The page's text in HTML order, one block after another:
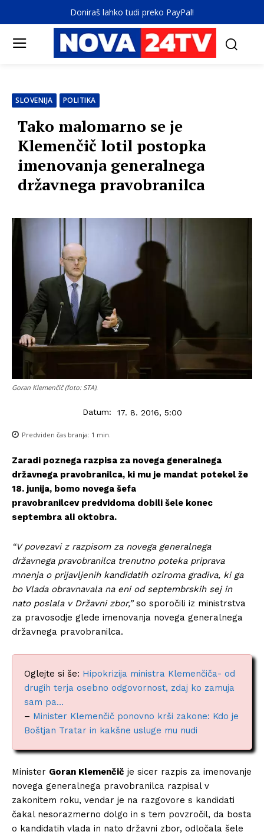
Doniraš lahko tudi preko PayPal!
SLOVENIJA POLITIKA
Tako malomarno se je
Klemenčič lotil postopka
imenovanja generalnega
državnega pravobranilca
Goran Klemenčič (foto: STA).
Datum: 17. 8. 2016, 5:00
Predviden čas branja: 1 min.
Zaradi poznega razpisa za novega generalnega
državnega pravobranilca, ki mu je mandat potekel že
18. junija, bomo novega šefa
pravobranilcev predvidoma dobili šele konec
septembra ali oktobra.
“V povezavi z razpisom za novega generalnega
državnega pravobranilca trenutno poteka priprava
mnenja o prijavljenih kandidatih oziroma gradiva, ki ga
bo Vlada obravnavala na eni od septembrskih sej in
nato poslala v Državni zbor,”so sporočili iz ministrstva
za pravosodje glede imenovanja novega generalnega
državnega pravobranilca.
Oglejte si še: Hipokrizija ministra Klemenčiča- od
drugih terja osebno odgovornost, zdaj ko zamuja
sam pa…
– Minister Klemenčič ponovno krši zakone: Kdo je
Boštjan Tratar in kakšne usluge mu nudi
Minister Goran Klemenčič je sicer razpis za imenovanje
novega generalnega pravobranilca razpisal v
zakonitem roku, vendar je na razgovore s kandidati
čakal nesorazmerno dolgo in s tem povzročil, da bosta
o kandidatih vlada in nato državni zbor, odločala šele